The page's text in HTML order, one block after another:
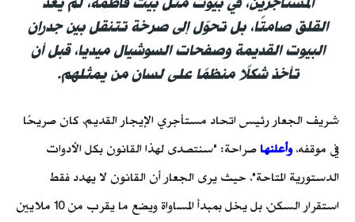
القلق صامتًا، بل تحوّل إلى صرخة تتنقل بين جدران
البيوت القديمة وصفحات السوشيال ميديا، قبل أن
تأخذ شكلًا منظمًا على لسان من يمثلهم.
شريف الجعار رئيس اتحاد مستأجري الإيجار القديم، كان صريحًا
في موقفه،وأعلنها صراحة: "سنتصدى لهذا القانون بكل الأدوات
الدستورية المتاحة"، حيث يرى الجعار أن القانون لا يهدد فقط
استقرار السكن، بل يخل بمبدأ المساواة ويضع ما يقرب من 10 ملايين